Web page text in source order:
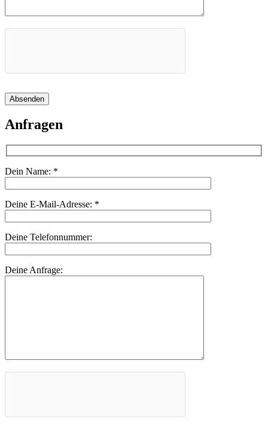
Absenden
Anfragen
Dein Name: *
Deine E-Mail-Adresse: *
Deine Telefonnummer:
Deine Anfrage: